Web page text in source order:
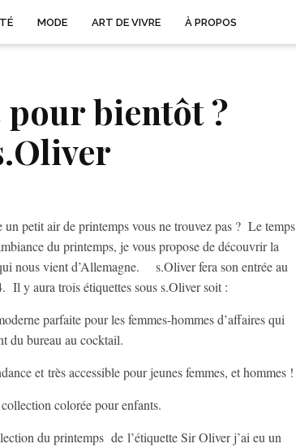
MODE ART DE VIVRE À PROPOS
bientôt ?
petit air de printemps vous ne trouvez pas ? Le temps
du printemps, je vous propose de découvrir la
nous vient d’Allemagne. s.Oliver fera son entrée au
Il y aura trois étiquettes sous s.Oliver soit :
parfaite pour les femmes-hommes d’affaires qui
du bureau au cocktail.
et très accessible pour jeunes femmes, et hommes !
colorée pour enfants.
du printemps de l’étiquette Sir Oliver j’ai eu un